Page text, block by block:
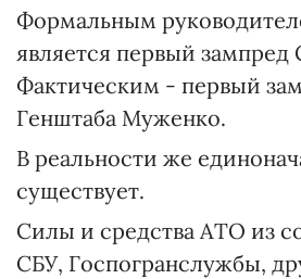
Формальным
является первый зампред
Фактическим - первый
Генштаба Муженко.
В реальности же
существует.
Силы и средства АТО из
СБУ, Госпогранслужбы,